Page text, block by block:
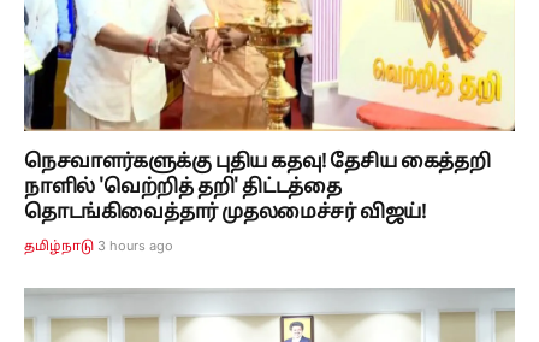
நெசவாளர்களுக்கு புதிய கதவு! தேசிய கைத்தறி
நாளில் 'வெற்றித் தறி' திட்டத்தை
தொடங்கிவைத்தார் முதலமைச்சர் விஜய்!
தமிழ்நாடு 3 hours ago